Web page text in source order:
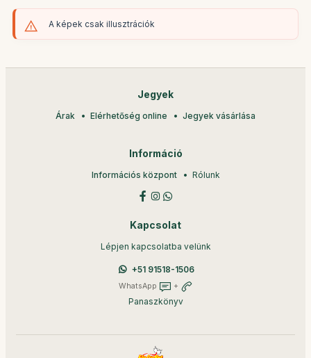
A képek csak illusztrációk
Jegyek
Árak Elérhetőség online Jegyek vásárlása
Információ
Információs központ Rólunk
Kapcsolat
Lépjen kapcsolatba velünk
+51 91518-1506
WhatsApp +
Panaszkönyv